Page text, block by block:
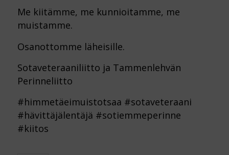
Me kiitämme, me kunnioitamme, me
muistamme.
Osanottomme läheisille.
Sotaveteraaniliitto ja Tammenlehvän
Perinneliitto
#himmetäeimuistotsaa #sotaveteraani
#hävittäjälentäjä #sotiemmeperinne
#kiitos